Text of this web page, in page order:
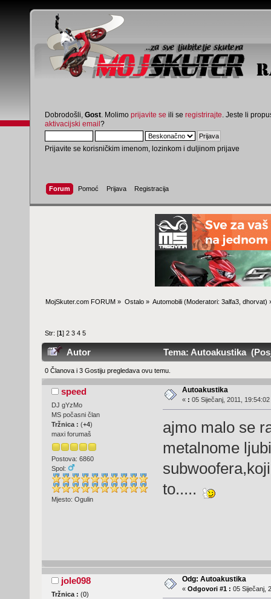
Dobrodošli, Gost . Molimo prijavite se ili se registrirajte . Jeste li
aktivacijski email?
Prijavite se korisničkim imenom, lozinkom i duljinom prijave
Forum Pomoć Prijava Registracija
MojSkuter.com FORUM » Ostalo» Automobili(Moderatori: 3alfa3, dhorvat)
Str: [1]2 3 4 5
Autor Tema: Autoakustika
0 Članova i 3 Gostiju pregledava ovu temu.
speed
DJ gYzMo
MS počasni član
Tržnica : (+4)
maxi forumaš
Postova: 6860
Spol:
Mjesto: Ogulin
Autoakustika
« : 05 Siječanj, 2011, 19:54:02
ajmo malo se
metalnome
to.....
jole098
Tržnica : (0)
Odg: Autoakustika
« Odgovori #1 : 05 Siječanj,